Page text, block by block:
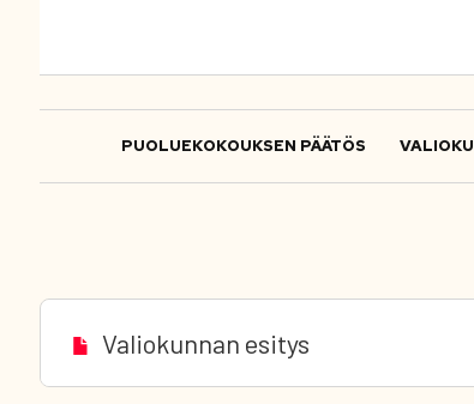
PUOLUEKOKOUKSEN PÄÄTÖS
Valiokunnan esitys